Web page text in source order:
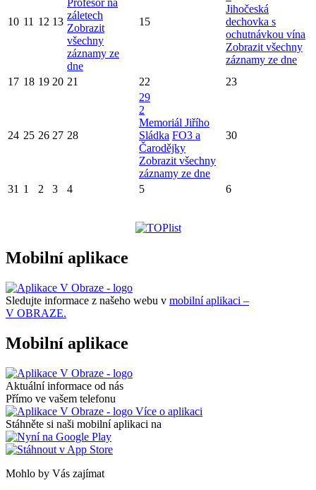
10 11 12 13
Profesor na
záletech
Zobrazit
všechny
záznamy ze
dne
15
Jihočeská
dechovka s
ochutnávkou vína
Zobrazit všechny
záznamy ze dne
17 18 19 20 21 22 23
24 25 26 27 28
29
2
Memoriál Jiřího
Sládka FO3 a
Čarodějky
Zobrazit všechny
záznamy ze dne
30
31 1 2 3 4 5 6
Mobilní aplikace
Sledujte informace z našeho webu v mobilní aplikaci –
V OBRAZE.
Mobilní aplikace
Aktuální informace od nás
Přímo ve vašem telefonu
Více o aplikaci
Stáhněte si naši mobilní aplikaci na
Mohlo by Vás zajímat